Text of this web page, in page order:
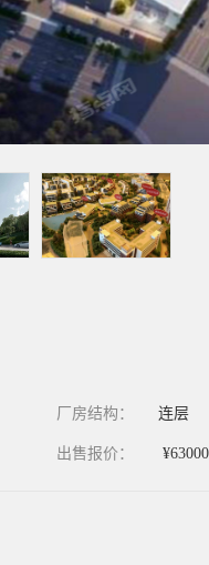
厂房结构： 连层
出售报价：